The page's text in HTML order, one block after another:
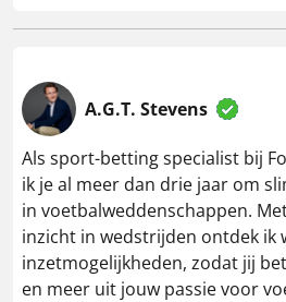
A.G.T. Stevens
Als sport-betting specialist bij
ik je al meer dan drie jaar om
in voetbalweddenschappen.
inzicht in wedstrijden ontdek ik
inzetmogelijkheden, zodat jij
en meer uit jouw passie voor